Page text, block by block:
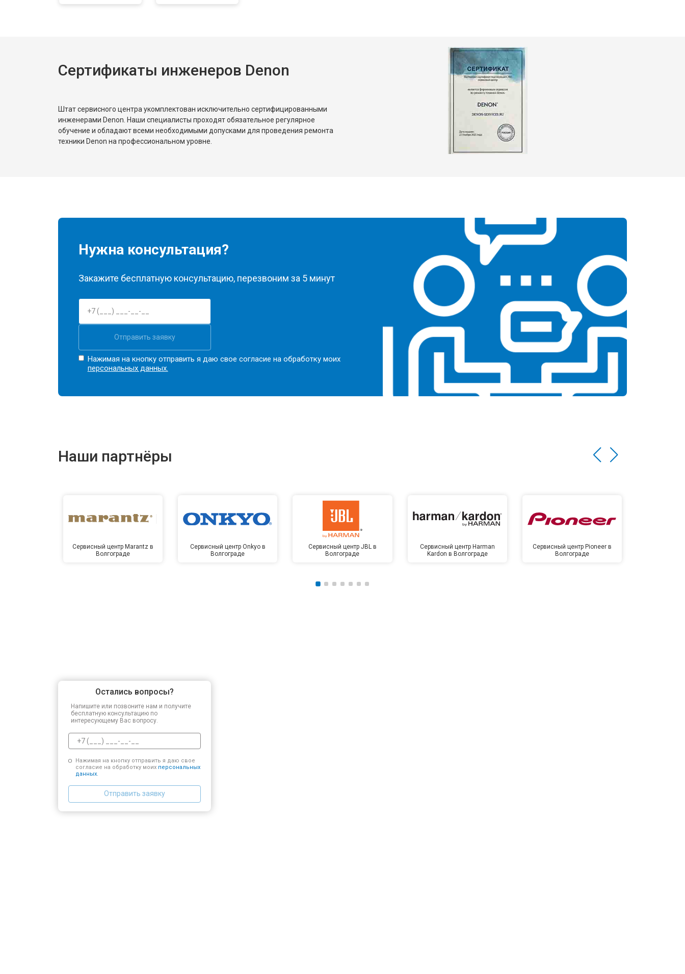
Сертификаты инженеров Denon
Штат сервисного центра укомплектован исключительно сертифицированными
инженерами Denon. Наши специалисты проходят обязательное регулярное
обучение и обладают всеми необходимыми допусками для проведения ремонта
техники Denon на профессиональном уровне.
Нужна консультация?
Закажите бесплатную консультацию, перезвоним за 5 минут
Отправить заявку
Нажимая на кнопку отправить я даю свое согласие на обработку моих
персональных данных.
Наши партнёры
Сервисный центр Marantz в
Волгограде
Сервисный центр Onkyo в
Волгограде
Сервисный центр JBL в
Волгограде
Сервисный центр Harman
Kardon в Волгограде
Сервисный центр Pioneer в
Волгограде
Остались вопросы?
Напишите или позвоните нам и получите
бесплатную консультацию по
интересующему Вас вопросу.
Нажимая на кнопку отправить я даю свое
согласие на обработку моих персональных
данных.
Отправить заявку